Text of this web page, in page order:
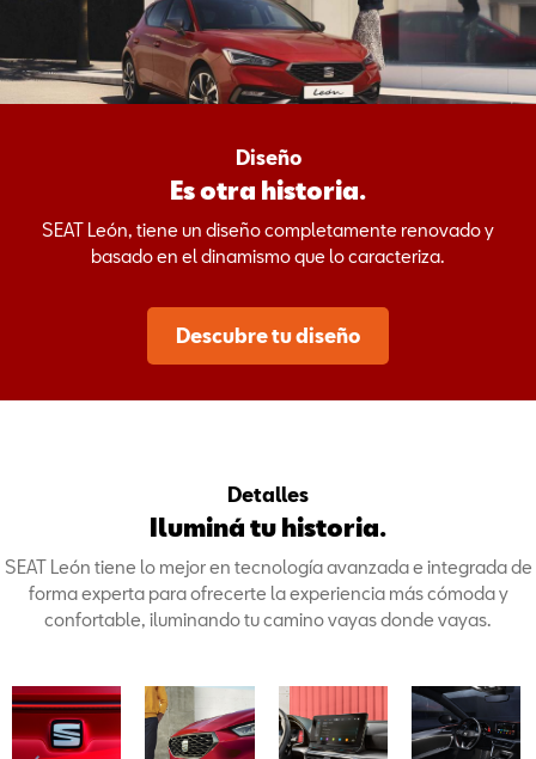
Diseño
Es otra historia.
SEAT León, tiene un diseño completamente renovado y
basado en el dinamismo que lo caracteriza.
Descubre tu diseño
Detalles
Iluminá tu historia.
SEAT León tiene lo mejor en tecnología avanzada e integrada de
forma experta para ofrecerte la experiencia más cómoda y
confortable, iluminando tu camino vayas donde vayas.